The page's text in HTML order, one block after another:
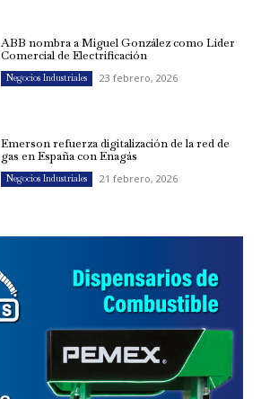
ABB nombra a Miguel González como Líder
Comercial de Electrificación
Negocios Industriales 23 febrero, 2026
Emerson refuerza digitalización de la red de
gas en España con Enagás
Negocios Industriales 21 febrero, 2026